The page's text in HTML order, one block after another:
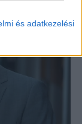
és adatkezelési